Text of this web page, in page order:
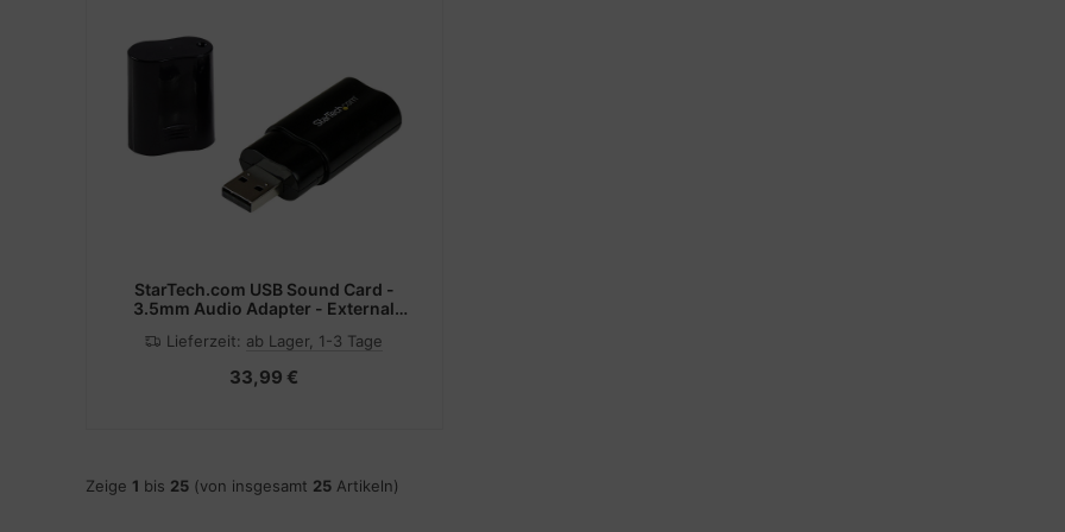
StarTech.com USB Sound Card -
3.5mm Audio Adapter - External
Card (ICUSBAUDIOB)
Lieferzeit: ab Lager, 1-3 Tage
33,99 €
Zeige 1 bis 25 (von insgesamt 25 Artikeln)